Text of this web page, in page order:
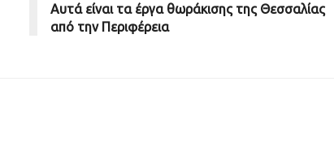
Αυτά είναι τα έργα θωράκισης της Θεσσαλίας
από την Περιφέρεια